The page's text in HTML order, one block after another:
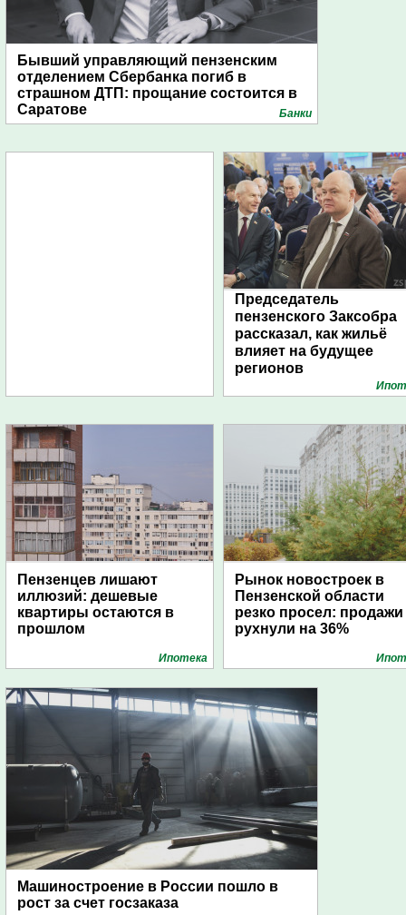
Бывший управляющий пензенским
отделением Сбербанка погиб в
страшном ДТП: прощание состоится в
Саратове
Банки
Председатель
пензенского Заксобра
рассказал, как жильё
влияет на будущее
регионов
Пензенцев лишают
иллюзий: дешевые
квартиры остаются в
прошлом
Ипотека
Рынок новостроек в
Пензенской области
резко просел: продажи
рухнули на 36%
Машиностроение в России пошло в
рост за счет госзаказа